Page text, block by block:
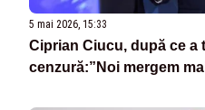
5 mai 2026, 15:33
Ciprian Ciucu, după ce a
cenzură:”Noi mergem